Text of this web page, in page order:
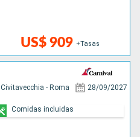
US$ 909 +Tasas
Civitavecchia - Roma 28/09/2027
Comidas incluidas